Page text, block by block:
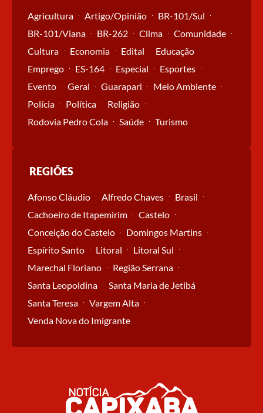
Agricultura Artigo/Opinião
BR-101/Sul
BR-101/Viana
BR-262 Clima
Comunidade
Cultura
Economia Edital
Educação
Emprego
ES-164 Especial
Esportes
Evento
Geral Guarapari
Meio Ambiente
Polícia
Política
Religião
Rodovia Pedro Cola
Saúde Turismo
REGIÕES
Afonso Cláudio Alfredo Chaves
Brasil
Cachoeiro de Itapemirim
Castelo
Conceição do Castelo
Domingos Martins
Espírito Santo
Litoral
Litoral Sul
Marechal Floriano
Região Serrana
Santa Leopoldina
Santa Maria de Jetibá
Santa Teresa
Vargem Alta
Venda Nova do Imigrante